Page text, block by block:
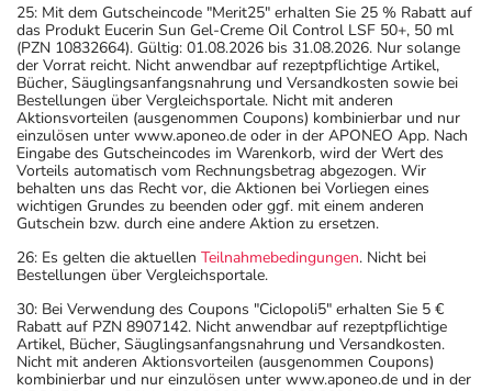
25: Mit dem Gutscheincode "Merit25" erhalten Sie 25 % Rabatt auf
das Produkt Eucerin Sun Gel-Creme Oil Control LSF 50+, 50 ml
(PZN 10832664). Gültig: 01.08.2026 bis 31.08.2026. Nur solange
der Vorrat reicht. Nicht anwendbar auf rezeptpflichtige Artikel,
Bücher, Säuglingsanfangsnahrung und Versandkosten sowie bei
Bestellungen über Vergleichsportale. Nicht mit anderen
Aktionsvorteilen (ausgenommen Coupons) kombinierbar und nur
einzulösen unter www.aponeo.de oder in der APONEO App. Nach
Eingabe des Gutscheincodes im Warenkorb, wird der Wert des
Vorteils automatisch vom Rechnungsbetrag abgezogen. Wir
behalten uns das Recht vor, die Aktionen bei Vorliegen eines
wichtigen Grundes zu beenden oder ggf. mit einem anderen
Gutschein bzw. durch eine andere Aktion zu ersetzen.
26: Es gelten die aktuellen Teilnahmebedingungen. Nicht bei
Bestellungen über Vergleichsportale.
30: Bei Verwendung des Coupons "Ciclopoli5" erhalten Sie 5 €
Rabatt auf PZN 8907142. Nicht anwendbar auf rezeptpflichtige
Artikel, Bücher, Säuglingsanfangsnahrung und Versandkosten.
Nicht mit anderen Aktionsvorteilen (ausgenommen Coupons)
kombinierbar und nur einzulösen unter www.aponeo.de und in der